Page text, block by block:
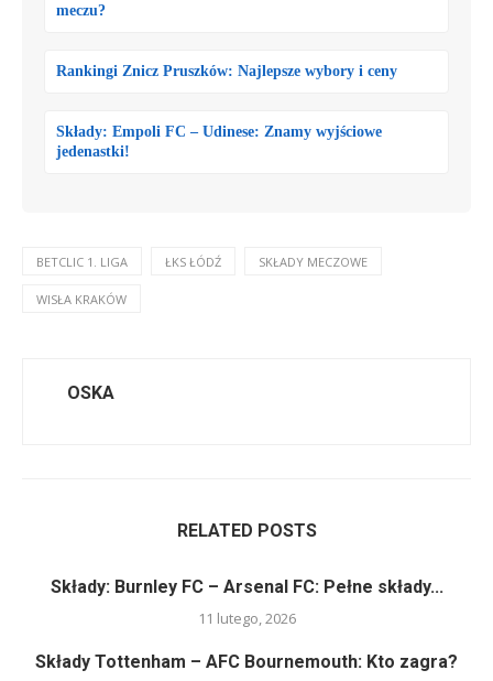
meczu?
Rankingi Znicz Pruszków: Najlepsze wybory i ceny
Składy: Empoli FC – Udinese: Znamy wyjściowe
jedenastki!
BETCLIC 1. LIGA ŁKS ŁÓDŹ SKŁADY MECZOWE
WISŁA KRAKÓW
OSKA
RELATED POSTS
Składy: Burnley FC – Arsenal FC: Pełne składy...
11 lutego, 2026
Składy Tottenham – AFC Bournemouth: Kto zagra?